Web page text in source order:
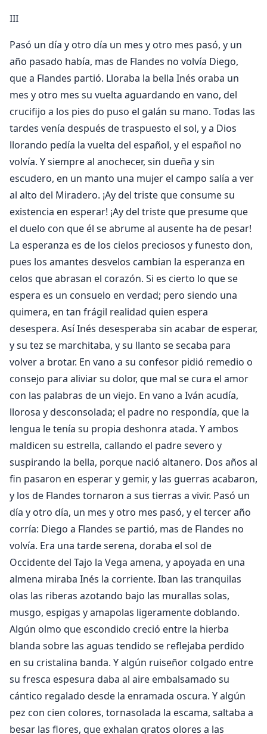
III
Pasó un día y otro día un mes y otro mes pasó, y un
año pasado había, mas de Flandes no volvía Diego,
que a Flandes partió. Lloraba la bella Inés oraba un
mes y otro mes su vuelta aguardando en vano, del
crucifijo a los pies do puso el galán su mano. Todas las
tardes venía después de traspuesto el sol, y a Dios
llorando pedía la vuelta del español, y el español no
volvía. Y siempre al anochecer, sin dueña y sin
escudero, en un manto una mujer el campo salía a ver
al alto del Miradero. ¡Ay del triste que consume su
existencia en esperar! ¡Ay del triste que presume que
el duelo con que él se abrume al ausente ha de pesar!
La esperanza es de los cielos preciosos y funesto don,
pues los amantes desvelos cambian la esperanza en
celos que abrasan el corazón. Si es cierto lo que se
espera es un consuelo en verdad; pero siendo una
quimera, en tan frágil realidad quien espera
desespera. Así Inés desesperaba sin acabar de esperar,
y su tez se marchitaba, y su llanto se secaba para
volver a brotar. En vano a su confesor pidió remedio o
consejo para aliviar su dolor, que mal se cura el amor
con las palabras de un viejo. En vano a Iván acudía,
llorosa y desconsolada; el padre no respondía, que la
lengua le tenía su propia deshonra atada. Y ambos
maldicen su estrella, callando el padre severo y
suspirando la bella, porque nació altanero. Dos años al
fin pasaron en esperar y gemir, y las guerras acabaron,
y los de Flandes tornaron a sus tierras a vivir. Pasó un
día y otro día, un mes y otro mes pasó, y el tercer año
corría: Diego a Flandes se partió, mas de Flandes no
volvía. Era una tarde serena, doraba el sol de
Occidente del Tajo la Vega amena, y apoyada en una
almena miraba Inés la corriente. Iban las tranquilas
olas las riberas azotando bajo las murallas solas,
musgo, espigas y amapolas ligeramente doblando.
Algún olmo que escondido creció entre la hierba
blanda sobre las aguas tendido se reflejaba perdido
en su cristalina banda. Y algún ruiseñor colgado entre
su fresca espesura daba al aire embalsamado su
cántico regalado desde la enramada oscura. Y algún
pez con cien colores, tornasolada la escama, saltaba a
besar las flores, que exhalan gratos olores a las